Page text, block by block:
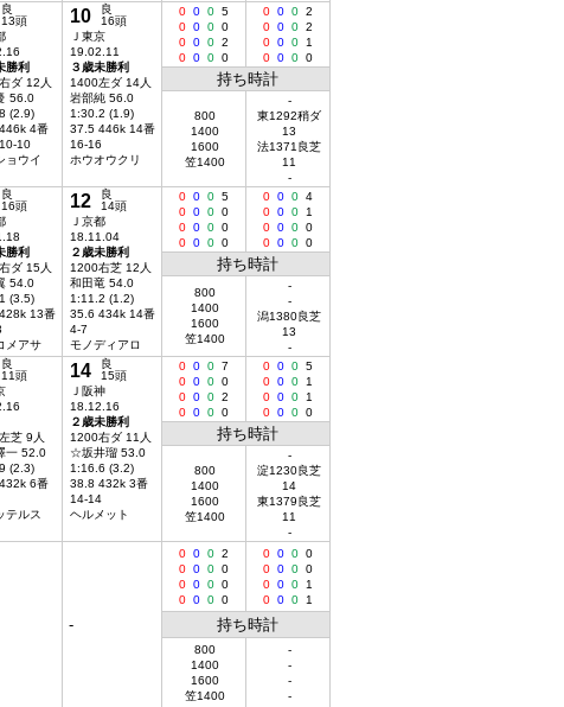
良
13頭
勝利
ダ 12人
56.0
(2.9)
4番
10
ョウイ
10
良
16頭
Ｊ東京
19.02.11
３歳未勝利
1400左ダ 14人
岩部純 56.0
1:30.2 (1.9)
37.5 446k 14番
16-16
ホウオウクリ
0 0 0 5
0 0 0 0
0 0 0 2
0 0 0 0
0 0 0 2
0 0 0 2
0 0 0
1
0 0 0 0
持ち時計
800
1400
1600
笠1400
-
東1292稍ダ
13
法1371良芝
11
-
良
16頭
勝利
ダ 15人
54.0
(3.5)
13番
メアサ
12
良
14頭
Ｊ京都
18.11.04
２歳未勝利
1200右芝 12人
和田竜 54.0
1:11.2 (1.2)
35.6 434k 14番
4-7
モノディアロ
0 0 0 5
0 0 0 0
0 0 0 0
0 0 0 0
0 0 0 4
0 0 0
1
0 0 0 0
0 0 0 0
持ち時計
800
1400
1600
笠1400
-
-
潟1380良芝
13
-
良
11頭
芝 9人
一 52.0
(2.3)
6番
テルス
14
良
15頭
Ｊ阪神
18.12.16
２歳未勝利
1200右ダ 11人
☆坂井瑠 53.0
1:16.6 (3.2)
38.8 432k 3番
14-14
ヘルメット
0 0 0 7
0 0 0 0
0 0 0 2
0 0 0 0
0 0 0 5
0 0 0
1
0 0 0
1
0 0 0 0
持ち時計
800
1400
1600
笠1400
-
淀1230良芝
14
東1379良芝
11
-
-
0 0 0 2
0 0 0 0
0 0 0 0
0 0 0 0
0 0 0 0
0 0 0 0
0 0 0
1
0 0 0 1
持ち時計
800
1400
1600
笠1400
-
-
-
-